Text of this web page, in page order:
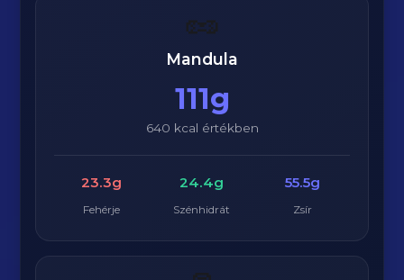
🥜
Mandula
111g
640 kcal értékben
23.3g
Fehérje
24.4g
Szénhidrát
55.5g
Zsír